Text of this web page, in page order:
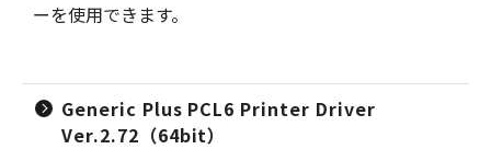
ーを使用できます。
Generic Plus PCL6 Printer Driver
Ver.2.72（64bit）